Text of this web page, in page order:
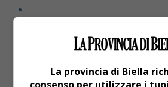
La provincia di Biella